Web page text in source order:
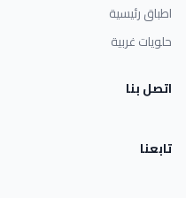
اطباق رئيسية
حلويات غربية
اتصل بنا
تابعنا